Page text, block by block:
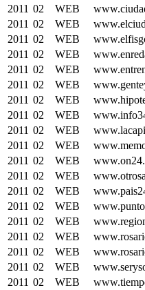
2011 02 WEB
2011 02 WEB
2011 02 WEB
2011 02 WEB
2011 02 WEB
2011 02 WEB
2011 02 WEB
2011 02 WEB
2011 02 WEB
2011 02 WEB
2011 02 WEB
2011 02 WEB
2011 02 WEB
2011 02 WEB
2011 02 WEB
2011 02 WEB
2011 02 WEB
2011 02 WEB
2011 02 WEB